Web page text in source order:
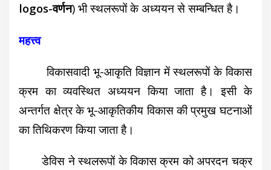
logos-वर्णन) भी स्थलरूपों के अध्ययन से सम्बन्धित है।
महत्त्व
विकासवादी भू-आकृति विज्ञान में स्थलरूपों के विकास
क्रम का व्यवस्थित अध्ययन किया जाता है। इसी के
अन्तर्गत क्षेत्र के भू-आकृतिकीय विकास की प्रमुख घटनाओं
का तिथिकरण किया जाता है।
डेविस ने स्थलरूपों के विकास क्रम को अपरदन चक्र